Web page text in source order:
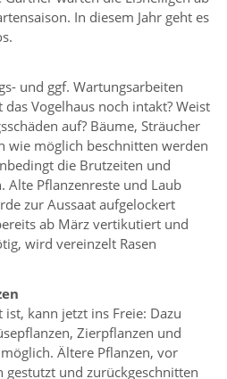
In diesem Jahr geht es
und ggf. Wartungsarbeiten
Vogelhaus noch intakt? Weist
auf? Bäume, Sträucher
wie möglich beschnitten werden
die Brutzeiten und
Alte Pflanzenreste und Laub
zur Aussaat aufgelockert
ab März vertikutiert und
wird vereinzelt Rasen
kann jetzt ins Freie: Dazu
Zierpflanzen und
Ältere Pflanzen, vor
und zurückgeschnitten